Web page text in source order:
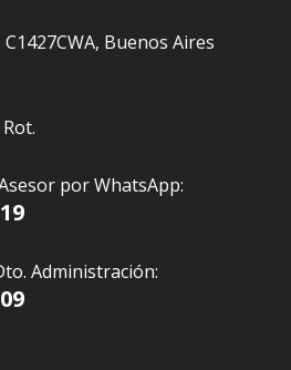
Buenos Aires
por WhatsApp:
Administración: